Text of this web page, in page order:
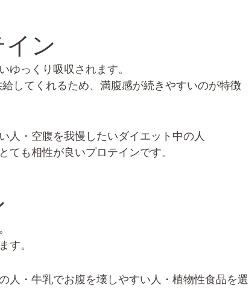
ン
ゆっくり吸収されます。
してくれるため、満腹感が続きやすいのが特徴
人・空腹を我慢したいダイエット中の人
ても相性が良いプロテインです。
す。
人・牛乳でお腹を壊しやすい人・植物性食品を選